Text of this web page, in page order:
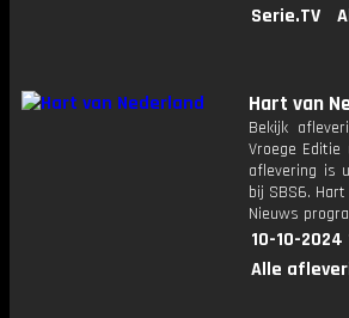
Serie.TV
Hart van
Bekijk
Vroege
aflevering is
bij SBS6.
Nieuws
10-10-2024
Alle